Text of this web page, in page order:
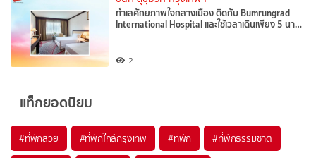
ทำเลศักยภาพใจกลางเมือง ติดกับ Bumrungrad
International Hospital และใช้เวลาเดินเพียง 5 นา…
2
แท็กยอดนิยม
#ที่พักสวย #ที่พักใกล้กรุงเทพ #ที่พัก #ที่พักธรรมชาติ